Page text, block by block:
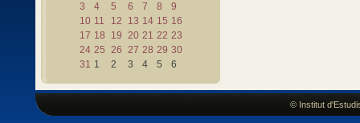
3
4 5 6 7 8
9
10 11 12 13 14 15 16
17 18 19 20 21 22 23
24 25 26 27 28 29 30
31 1 2 3 4 5 6
© Institut